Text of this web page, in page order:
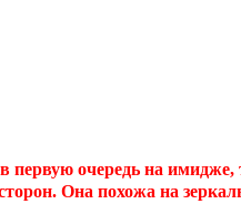
очередь на имидже,
Она похожа на